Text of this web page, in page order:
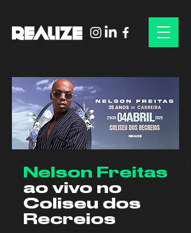
Nelson Freitas
ao vivo no
Coliseu dos
Recreios